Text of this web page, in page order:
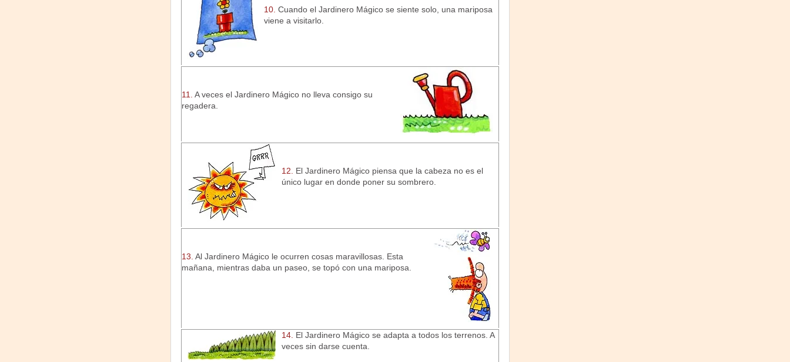
10. Cuando el Jardinero Mágico se siente solo, una mariposa
viene a visitarlo.
11.
A veces el Jardinero Mágico no lleva consigo su
regadera.
12.
El Jardinero Mágico piensa que la cabeza no es el
único lugar en donde poner su sombrero.
13. Al Jardinero Mágico le ocurren cosas maravillosas. Esta
mañana, mientras daba un paseo, se topó con una mariposa.
14. El Jardinero Mágico se adapta a todos los terrenos. A
veces sin darse cuenta.